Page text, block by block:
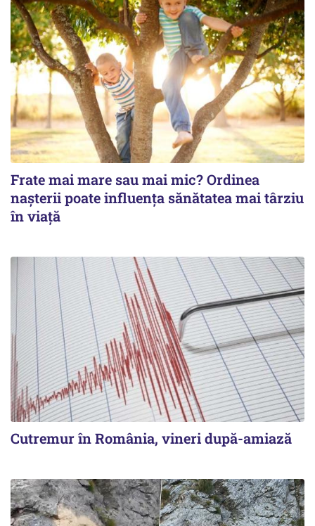
Frate mai mare sau mai mic? Ordinea
nașterii poate influența sănătatea mai târziu
în viață
Cutremur în România, vineri după-amiază